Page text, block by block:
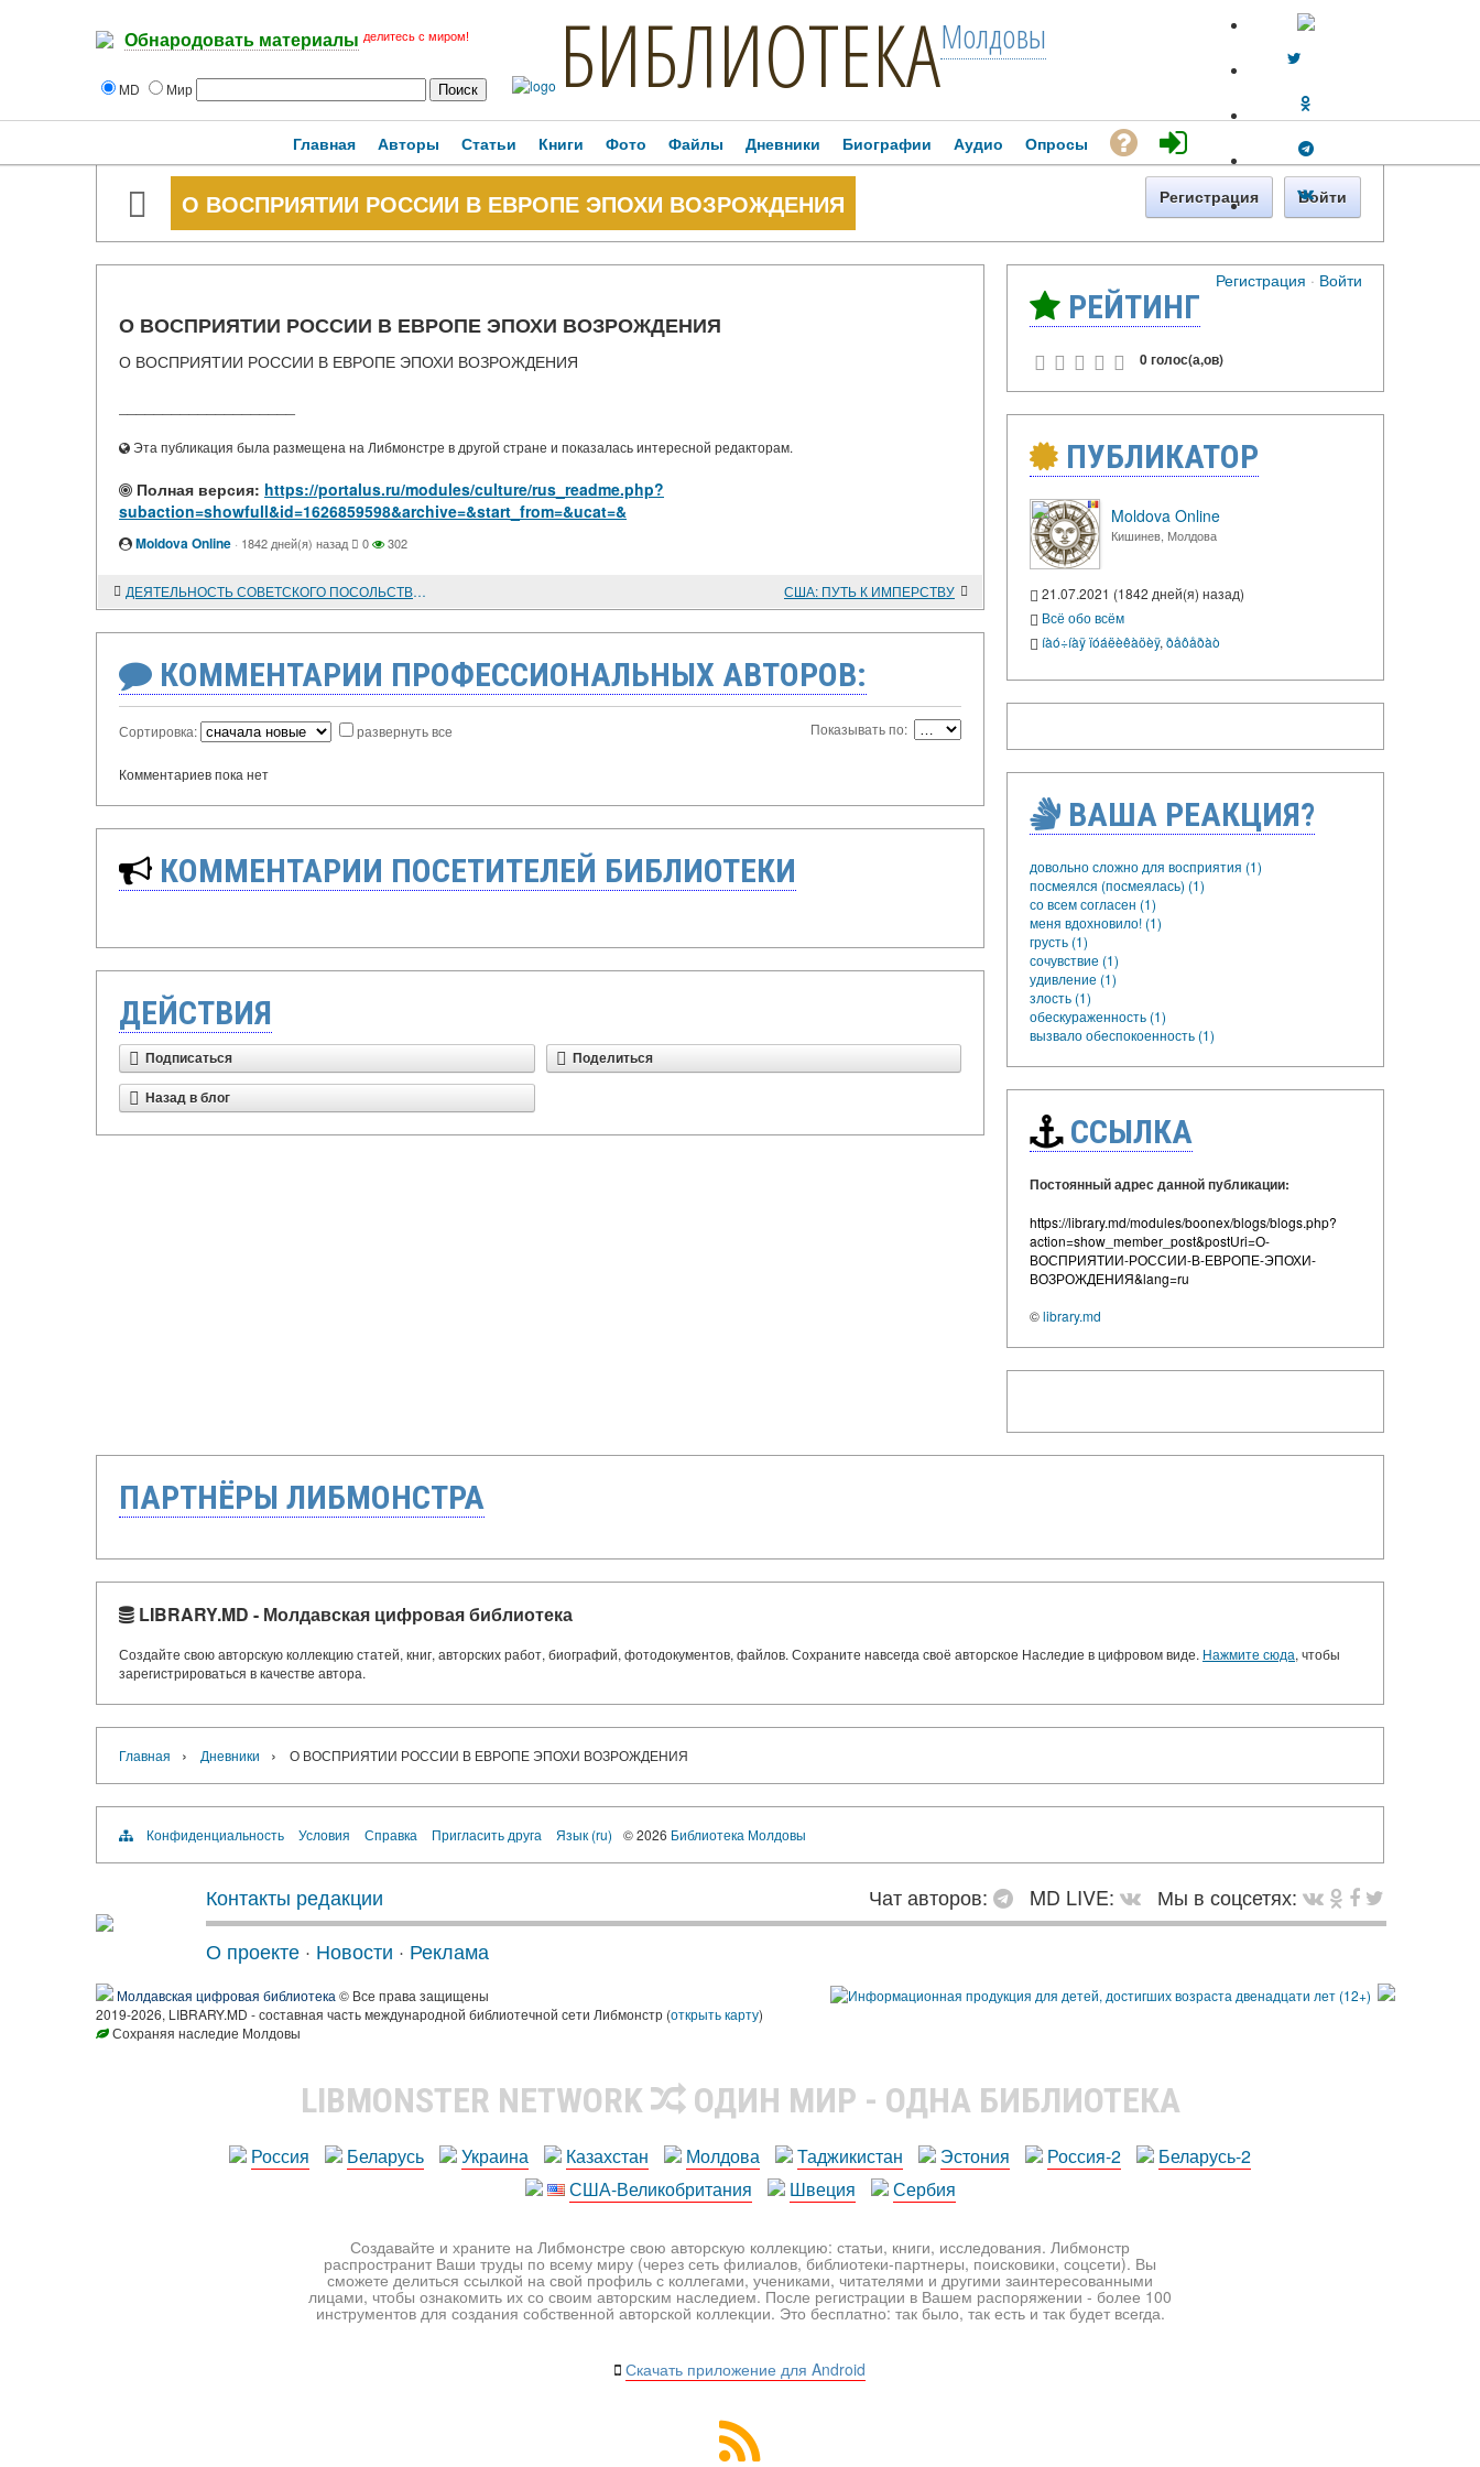
Обнародовать материалы делитесь с миром!
MD Мир БИБЛИОТЕКАМолдовы
Регистрация · Войти
Главная Авторы Статьи Книги Фото Файлы Дневники Биографии Аудио Опросы
О ВОСПРИЯТИИ РОССИИ В ЕВРОПЕ ЭПОХИ ВОЗРОЖДЕНИЯ Регистрация Войти
О ВОСПРИЯТИИ РОССИИ В ЕВРОПЕ ЭПОХИ ВОЗРОЖДЕНИЯ
О ВОСПРИЯТИИ РОССИИ В ЕВРОПЕ ЭПОХИ ВОЗРОЖДЕНИЯ
Эта публикация была размещена на Либмонстре в другой стране и показалась интересной редакторам.
Полная версия: https://portalus.ru/modules/culture/rus_readme.php?
subaction=showfull&id=1626859598&archive=&start_from=&ucat=&
Moldova Online · 1842 дней(я) назад 0 302
ДЕЯТЕЛЬНОСТЬ СОВЕТСКОГО ПОСОЛЬСТВА В БЕРЛИНЕ. 1918-1941 годы США: ПУТЬ К ИМПЕРСТВУ
КОММЕНТАРИИ ПРОФЕССИОНАЛЬНЫХ АВТОРОВ:
Сортировка: развернуть все Показывать по:
Комментариев пока нет
КОММЕНТАРИИ ПОСЕТИТЕЛЕЙ БИБЛИОТЕКИ
ДЕЙСТВИЯ
Подписаться Поделиться
Назад в блог
РЕЙТИНГ
0 голос(а,ов)
ПУБЛИКАТОР
Moldova Online
Кишинев, Молдова
21.07.2021 (1842 дней(я) назад)
Всё обо всём
íàó÷íàÿ ïóáëèêàöèÿ, ðåôåðàò
ВАША РЕАКЦИЯ?
довольно сложно для восприятия (1)
посмеялся (посмеялась) (1)
со всем согласен (1)
меня вдохновило! (1)
грусть (1)
сочувствие (1)
удивление (1)
злость (1)
обескураженность (1)
вызвало обеспокоенность (1)
ССЫЛКА
Постоянный адрес данной публикации:
https://library.md/modules/boonex/blogs/blogs.php?
action=show_member_post&postUri=О-
ВОСПРИЯТИИ-РОССИИ-В-ЕВРОПЕ-ЭПОХИ-
ВОЗРОЖДЕНИЯ&lang=ru
©library.md
ПАРТНЁРЫ ЛИБМОНСТРА
LIBRARY.MD - Молдавская цифровая библиотека
Создайте свою авторскую коллекцию статей, книг, авторских работ, биографий, фотодокументов, файлов. Сохраните навсегда своё авторское Наследие в цифровом виде. Нажмите сюда, чтобы
зарегистрироваться в качестве автора.
Главная › Дневники › О ВОСПРИЯТИИ РОССИИ В ЕВРОПЕ ЭПОХИ ВОЗРОЖДЕНИЯ
Конфиденциальность Условия Справка Пригласить друга Язык (ru) © 2026 Библиотека Молдовы
Контакты редакции Чат авторов: MD LIVE:
Мы в соцсетях:
О проекте · Новости · Реклама
Молдавская цифровая библиотека © Все права защищены
2019-2026, LIBRARY.MD - составная часть международной библиотечной сети Либмонстр (открыть карту)
Сохраняя наследие Молдовы
LIBMONSTER NETWORK ОДИН МИР - ОДНА БИБЛИОТЕКА
Россия Беларусь Украина Казахстан Молдова Таджикистан Эстония Россия-2
Беларусь-2
США-Великобритания
Швеция Сербия
Создавайте и храните на Либмонстре свою авторскую коллекцию: статьи, книги, исследования. Либмонстр
распространит Ваши труды по всему миру (через сеть филиалов, библиотеки-партнеры, поисковики, соцсети). Вы
сможете делиться ссылкой на свой профиль с коллегами, учениками, читателями и другими заинтересованными
лицами, чтобы ознакомить их со своим авторским наследием. После регистрации в Вашем распоряжении - более 100
инструментов для создания собственной авторской коллекции. Это бесплатно: так было, так есть и так будет всегда.
Скачать приложение для Android